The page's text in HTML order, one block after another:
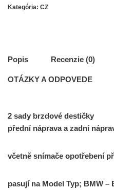
Kategória: CZ
Popis Recenzie (0)
OTÁZKY A ODPOVEDE
2 sady brzdové destičky
přední náprava a zadní
včetně snímače opotřebení
pasují na Model Typ; BMW –